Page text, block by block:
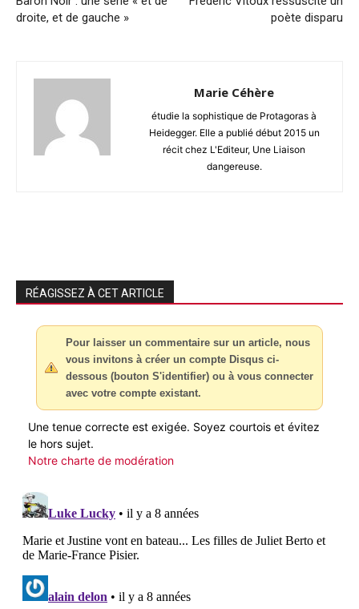
droite, et de gauche »
poète disparu
Marie Céhère
étudie la sophistique de Protagoras à
Heidegger. Elle a publié début 2015 un
récit chez L'Editeur, Une Liaison
dangereuse.
RÉAGISSEZ À CET ARTICLE
Pour laisser un commentaire sur un article, nous
vous invitons à créer un compte Disqus ci-
dessous (bouton S'identifier) ou à vous connecter
avec votre compte existant.
Une tenue correcte est exigée. Soyez courtois et évitez
le hors sujet.
Notre charte de modération